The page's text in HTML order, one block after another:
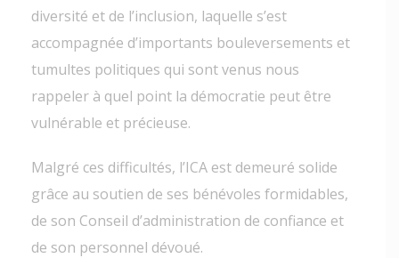
diversité et de l’inclusion, laquelle s’est
accompagnée d’importants bouleversements et
tumultes politiques qui sont venus nous
rappeler à quel point la démocratie peut être
vulnérable et précieuse.
Malgré ces difficultés, l’ICA est demeuré solide
grâce au soutien de ses bénévoles formidables,
de son Conseil d’administration de confiance et
de son personnel dévoué.